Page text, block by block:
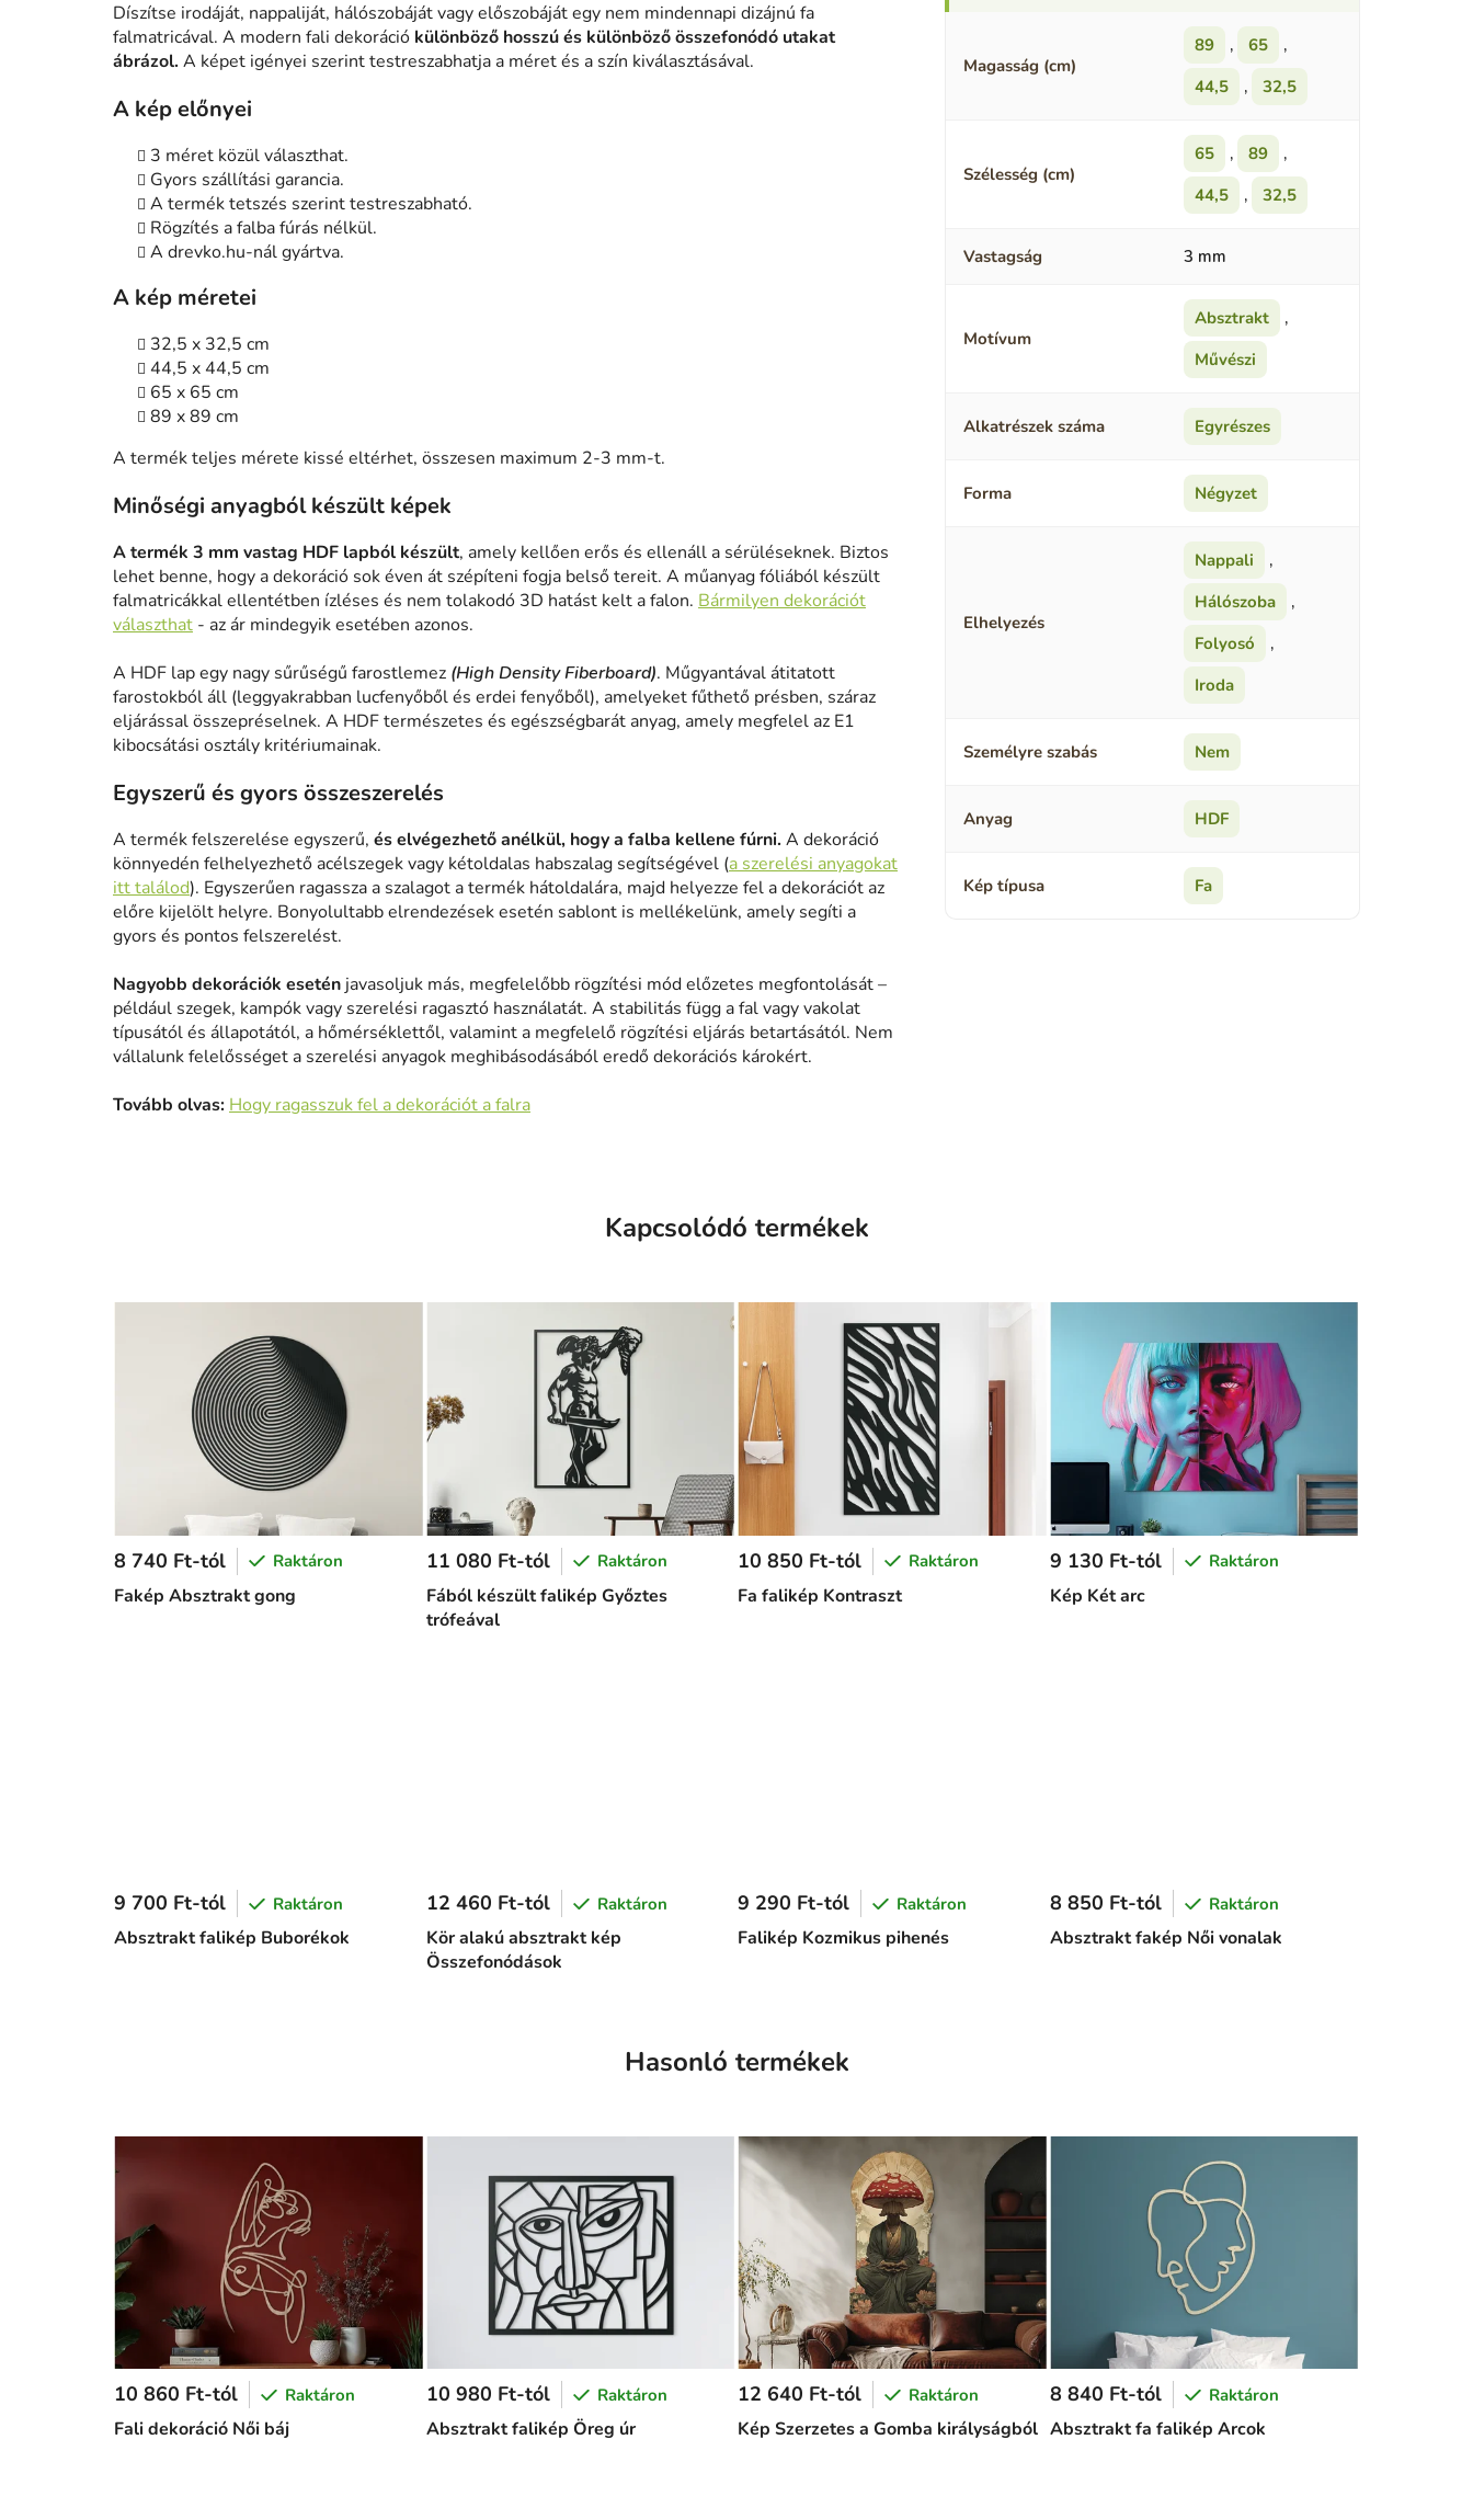
Díszítse irodáját, nappaliját, hálószobáját vagy előszobáját egy nem mindennapi dizájnú fa
falmatricával. A modern fali dekoráció különböző hosszú és különböző összefonódó utakat
ábrázol. A képet igényei szerint testreszabhatja a méret és a szín kiválasztásával.
A kép előnyei
3 méret közül választhat.
Gyors szállítási garancia.
A termék tetszés szerint testreszabható.
Rögzítés a falba fúrás nélkül.
A drevko.hu-nál gyártva.
A kép méretei
32,5 x 32,5 cm
44,5 x 44,5 cm
65 x 65 cm
89 x 89 cm
A termék teljes mérete kissé eltérhet, összesen maximum 2-3 mm-t.
Minőségi anyagból készült képek
A termék 3 mm vastag HDF lapból készült, amely kellően erős és ellenáll a sérüléseknek. Biztos
lehet benne, hogy a dekoráció sok éven át szépíteni fogja belső tereit. A műanyag fóliából készült
falmatricákkal ellentétben ízléses és nem tolakodó 3D hatást kelt a falon. Bármilyen dekorációt
választhat - az ár mindegyik esetében azonos.
A HDF lap egy nagy sűrűségű farostlemez (High Density Fiberboard). Műgyantával átitatott
farostokból áll (leggyakrabban lucfenyőből és erdei fenyőből), amelyeket fűthető présben, száraz
eljárással összepréselnek. A HDF természetes és egészségbarát anyag, amely megfelel az E1
kibocsátási osztály kritériumainak.
Egyszerű és gyors összeszerelés
A termék felszerelése egyszerű, és elvégezhető anélkül, hogy a falba kellene fúrni. A dekoráció
könnyedén felhelyezhető acélszegek vagy kétoldalas habszalag segítségével (a szerelési anyagokat
itt találod). Egyszerűen ragassza a szalagot a termék hátoldalára, majd helyezze fel a dekorációt az
előre kijelölt helyre. Bonyolultabb elrendezések esetén sablont is mellékelünk, amely segíti a
gyors és pontos felszerelést.
Nagyobb dekorációk esetén javasoljuk más, megfelelőbb rögzítési mód előzetes megfontolását –
például szegek, kampók vagy szerelési ragasztó használatát. A stabilitás függ a fal vagy vakolat
típusától és állapotától, a hőmérséklettől, valamint a megfelelő rögzítési eljárás betartásától. Nem
vállalunk felelősséget a szerelési anyagok meghibásodásából eredő dekorációs károkért.
Tovább olvas: Hogy ragasszuk fel a dekorációt a falra
Magasság (cm)
89 , 65
,
44,5
, 32,5
Szélesség (cm)
65 , 89
,
44,5
, 32,5
Vastagság 3 mm
Motívum
Absztrakt
,
Művészi
Alkatrészek száma Egyrészes
Forma Négyzet
Elhelyezés
Nappali
,
Hálószoba
,
Folyosó
,
Iroda
Személyre szabás Nem
Anyag HDF
Kép típusa Fa
Kapcsolódó termékek
Fakép Absztrakt gong
8 740 Ft-tól Raktáron
Fából készült falikép Győztes
trófeával
11 080 Ft-tól Raktáron
Fa falikép Kontraszt
10 850 Ft-tól Raktáron
Kép Két arc
9 130 Ft-tól Raktáron
Absztrakt falikép Buborékok
9 700 Ft-tól Raktáron
Kör alakú absztrakt kép
Összefonódások
12 460 Ft-tól Raktáron
Falikép Kozmikus pihenés
9 290 Ft-tól Raktáron
Absztrakt fakép Női vonalak
8 850 Ft-tól Raktáron
Hasonló termékek
Fali dekoráció Női báj
10 860 Ft-tól Raktáron
Absztrakt falikép Öreg úr
10 980 Ft-tól Raktáron
Kép Szerzetes a Gomba királyságból
12 640 Ft-tól Raktáron
Absztrakt fa falikép Arcok
8 840 Ft-tól Raktáron